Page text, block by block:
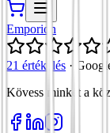
Emporion
21 értékelés ·
Kövess minket a